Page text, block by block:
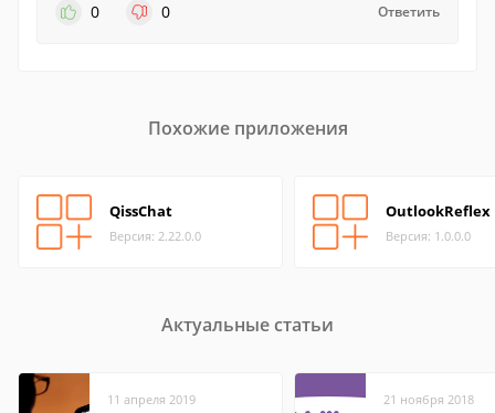
0
0 Ответить
Похожие приложения
QissChat
Версия: 2.22.0.0
OutlookReflex
Версия: 1.0.0.0
Актуальные статьи
11 апреля 2019 21 ноября 2018